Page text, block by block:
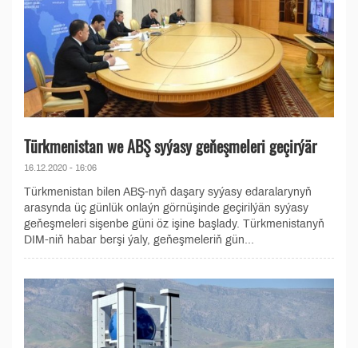
Türkmenistan we ABŞ syýasy geňeşmeleri geçirýär
16.12.2020 - 16:06
Türkmenistan bilen ABŞ-nyň daşary syýasy edaralarynyň
arasynda üç günlük onlaýn görnüşinde geçirilýän syýasy
geňeşmeleri sişenbe güni öz işine başlady. Türkmenistanyň
DIM-niň habar berşi ýaly, geňeşmeleriň gün...